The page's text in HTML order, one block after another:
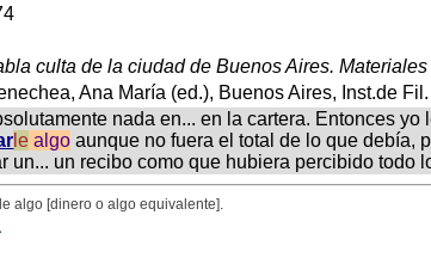
culta de la ciudad de Buenos Aires.
Ana María (ed.), Buenos Aires, Inst.de
nada en... en la cartera. Entonces
le algo aunque no fuera el total de lo que debía,
un... un recibo como que hubiera percibido todo
algo [dinero o algo equivalente].